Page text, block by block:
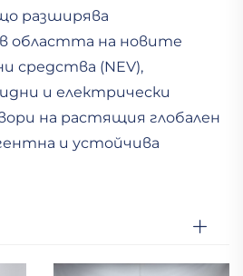
разширява
областта на новите
средства (NEV),
и електрически
на растящия глобален
и устойчива